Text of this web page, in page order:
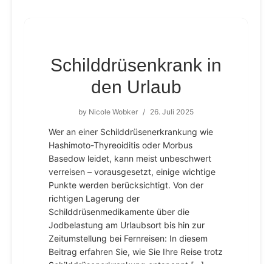
Schilddrüsenkrank in
den Urlaub
by Nicole Wobker / 26. Juli 2025
Wer an einer Schilddrüsenerkrankung wie
Hashimoto-Thyreoiditis oder Morbus
Basedow leidet, kann meist unbeschwert
verreisen – vorausgesetzt, einige wichtige
Punkte werden berücksichtigt. Von der
richtigen Lagerung der
Schilddrüsenmedikamente über die
Jodbelastung am Urlaubsort bis hin zur
Zeitumstellung bei Fernreisen: In diesem
Beitrag erfahren Sie, wie Sie Ihre Reise trotz